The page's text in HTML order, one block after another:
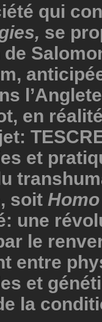
qui
se
en
et
soit
une
le
entre
et
la